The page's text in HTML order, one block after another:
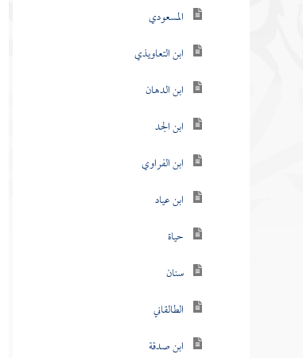
المسعودي
ابن التعاويذي
ابن الدهان
ابن الجد
ابن الفراوي
ابن عياد
حياة
سنان
الطالقاني
ابن صدقة